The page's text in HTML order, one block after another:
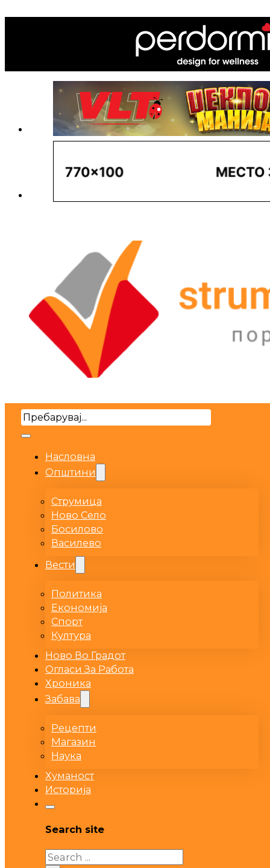
Search
Насловна
Општини
Струмица
Ново Село
Босилово
Василево
Вести
Политика
Економија
Спорт
Култура
Ново Во Градот
Огласи За Работа
Хроника
Забава
Рецепти
Магазин
Наука
Хуманост
Историја
Search site
Search